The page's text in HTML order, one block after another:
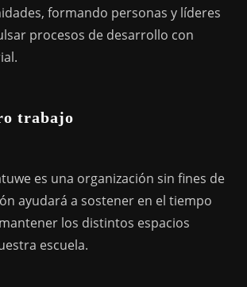
formando personas y líderes
procesos de desarrollo con
trabajo
es una organización sin fines de
ayudará a sostener en el tiempo
los distintos espacios
escuela.